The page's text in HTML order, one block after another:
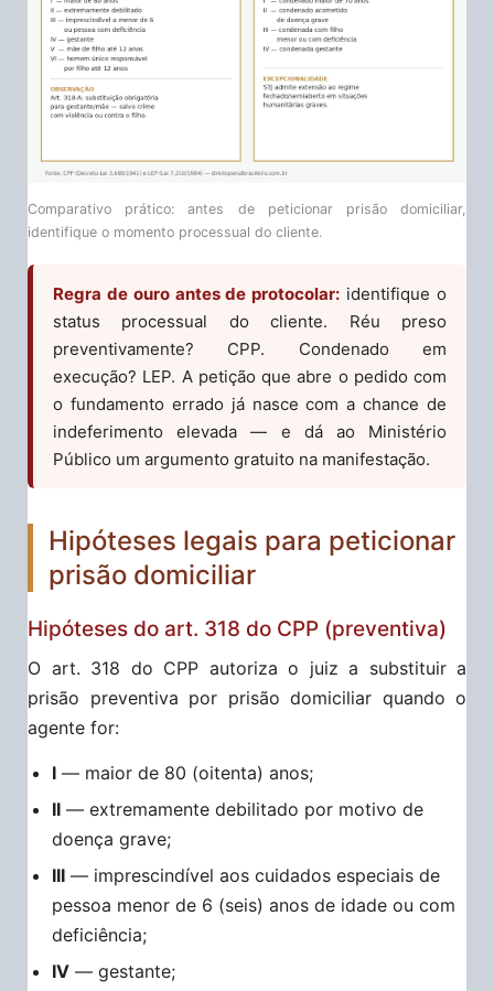
Comparativo prático: antes de peticionar prisão domiciliar,
identifique o momento processual do cliente.
Regra de ouro antes de protocolar: identifique o
status processual do cliente. Réu preso
preventivamente? CPP. Condenado em
execução? LEP. A petição que abre o pedido com
o fundamento errado já nasce com a chance de
indeferimento elevada — e dá ao Ministério
Público um argumento gratuito na manifestação.
Hipóteses legais para peticionar
prisão domiciliar
Hipóteses do art. 318 do CPP (preventiva)
O art. 318 do CPP autoriza o juiz a substituir a
prisão preventiva por prisão domiciliar quando o
agente for:
I — maior de 80 (oitenta) anos;
II — extremamente debilitado por motivo de
doença grave;
III — imprescindível aos cuidados especiais de
pessoa menor de 6 (seis) anos de idade ou com
deficiência;
IV — gestante;